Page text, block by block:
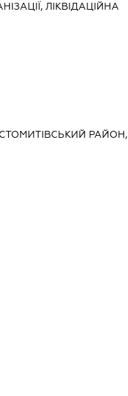
ЛІКВІДАЦІЙНА
РАЙОН,